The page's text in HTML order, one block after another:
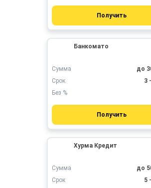
Получить
Банкомато
Сумма
до
Срок
3
Без %
Получить
Хурма Кредит
Сумма
до
Срок
5